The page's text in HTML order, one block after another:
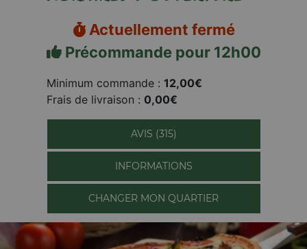
Actuellement fermé
Précommande pour 12h00
Minimum commande : 12,00€
Frais de livraison : 0,00€
AVIS (315)
INFORMATIONS
CHANGER MON QUARTIER